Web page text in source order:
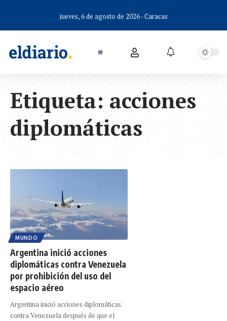
jueves, 6 de agosto de 2026 - Caracas
Etiqueta: acciones
diplomáticas
MUNDO
Argentina inició acciones
diplomáticas contra Venezuela
por prohibición del uso del
espacio aéreo
Argentina inició acciones diplomáticas
contra Venezuela después de que el